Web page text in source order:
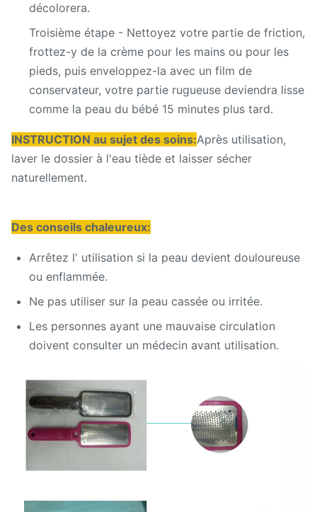
décolorera.
Troisième étape - Nettoyez votre partie de friction,
frottez-y de la crème pour les mains ou pour les
pieds, puis enveloppez-la avec un film de
conservateur, votre partie rugueuse deviendra lisse
comme la peau du bébé 15 minutes plus tard.
INSTRUCTION au sujet des soins:Après utilisation,
laver le dossier à l'eau tiède et laisser sécher
naturellement.
Des conseils chaleureux:
Arrêtez l' utilisation si la peau devient douloureuse
ou enflammée.
Ne pas utiliser sur la peau cassée ou irritée.
Les personnes ayant une mauvaise circulation
doivent consulter un médecin avant utilisation.